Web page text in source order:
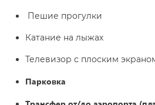
Пешие прогулки
Катание на лыжах
Телевизор с плоским
Парковка